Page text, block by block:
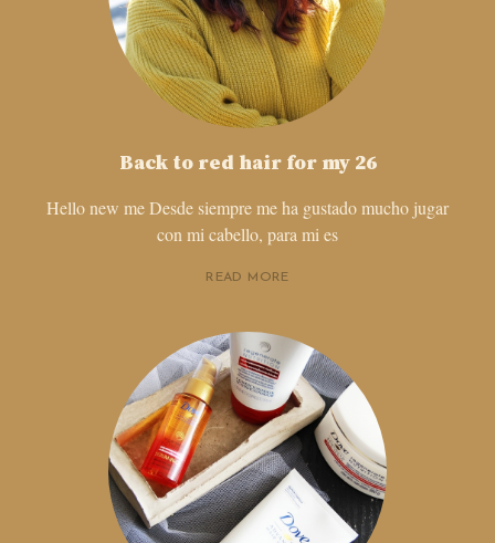
Back to red hair for my 26
Hello new me Desde siempre me ha gustado mucho jugar
con mi cabello, para mi es
READ MORE